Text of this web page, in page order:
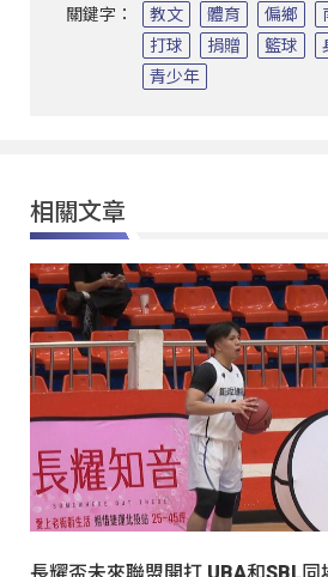
關鍵字： 教文 體育 偏鄉
打球
捐贈 籃球
青少年
相關文章